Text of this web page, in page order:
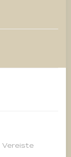
Vereiste